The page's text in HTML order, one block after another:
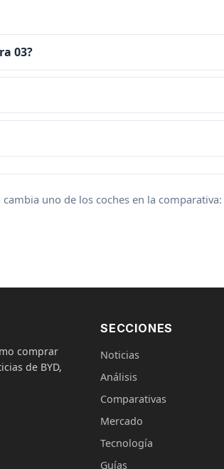
03?
uno de los coches en la comparativa:
comprar
de BYD,
SECCIONES
Noticias
Análisis
Comparativas
Mercado
Tecnología
Guías